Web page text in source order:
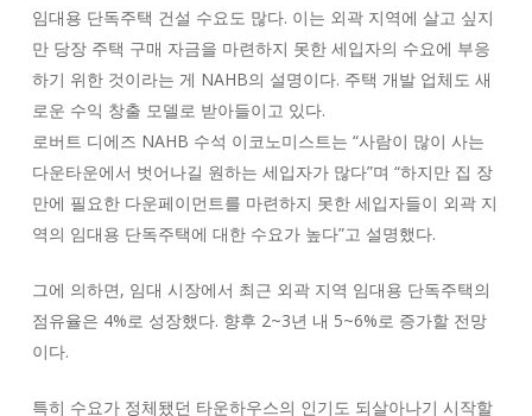
임대용 단독주택 건설 수요도 많다. 이는 외곽 지역에 살고 싶지
만 당장 주택 구매 자금을 마련하지 못한 세입자의 수요에 부응
하기 위한 것이라는 게 NAHB의 설명이다. 주택 개발 업체도 새
로운 수익 창출 모델로 받아들이고 있다.
로버트 디에즈 NAHB 수석 이코노미스트는 “사람이 많이 사는
다운타운에서 벗어나길 원하는 세입자가 많다”며 “하지만 집 장
만에 필요한 다운페이먼트를 마련하지 못한 세입자들이 외곽 지
역의 임대용 단독주택에 대한 수요가 높다”고 설명했다.
그에 의하면, 임대 시장에서 최근 외곽 지역 임대용 단독주택의
점유율은 4%로 성장했다. 향후 2~3년 내 5~6%로 증가할 전망
이다.
특히 수요가 정체됐던 타운하우스의 인기도 되살아나기 시작할